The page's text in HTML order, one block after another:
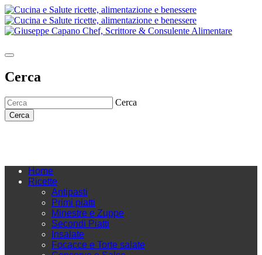
Cerca
Cerca
Cerca
Home
Ricette
Antipasti
Primi piatti
Minestre e Zuppe
Secondi Piatti
Insalate
Focacce e Torte salate